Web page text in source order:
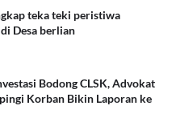
teka teki peristiwa
Desa berlian
Bodong CLSK, Advokat
Korban Bikin Laporan ke